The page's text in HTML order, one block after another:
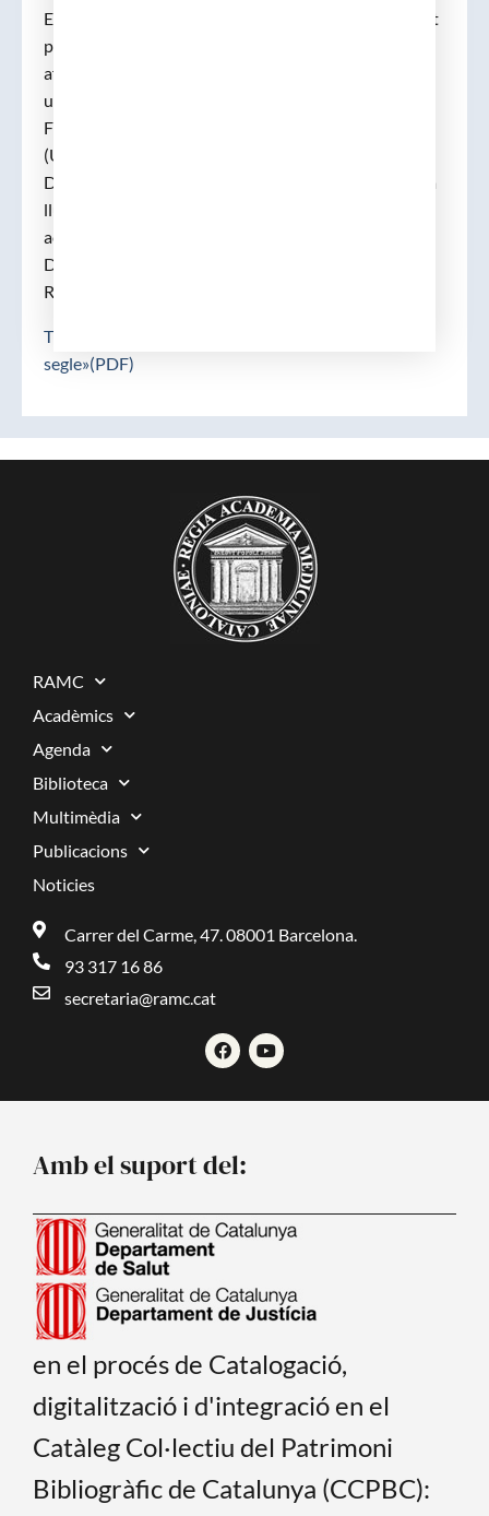
El seu últim càrrec públic va ser el primer comissionat
per a Universitats i Recerca, quan tenia 70 anys,
afrontant una nova configuració territorial de les
universitats i creant alhora la Universitat Pompeu
Fabra (UPF) i la Universitat Oberta de Catalunya
(UOC).
Des del 2002 ocupava la presidència de l’IEC, i seguia
lluitant perquè la institució no perdés protagonisme
acadèmic ni social.
DI: »Passat, present i jutur de la fannacologia».
Resposta: Francesc Garcia Valdecasas.
TIC de 1998 : «La salut a Catalunya al tombant del
segle»(PDF)
RAMC
Acadèmics
Agenda
Biblioteca
Multimèdia
Publicacions
Noticies
Carrer del Carme, 47. 08001 Barcelona.
93 317 16 86
secretaria@ramc.cat
F
a
c
k
Y
o
u
Amb el suport del:
en el procés de Catalogació,
digitalització i d'integració en el
Catàleg Col·lectiu del Patrimoni
Bibliogràfic de Catalunya (CCPBC):